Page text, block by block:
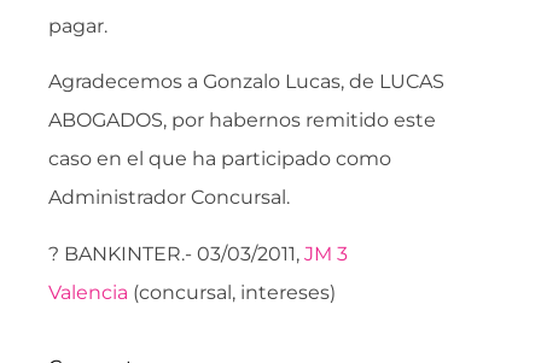
pagar.
Agradecemos a Gonzalo Lucas, de LUCAS
ABOGADOS, por habernos remitido este
caso en el que ha participado como
Administrador Concursal.
? BANKINTER.- 03/03/2011, JM 3
Valencia (concursal, intereses)